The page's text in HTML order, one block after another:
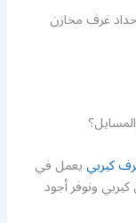
غرف مخازن
كيربييعمل في
ونوفر أجود